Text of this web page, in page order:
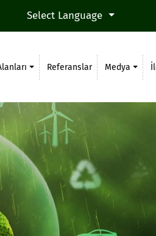
Select Language
Referanslar Medya